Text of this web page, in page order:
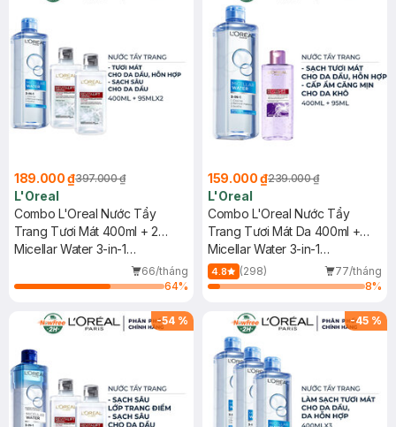
189.000 ₫397.000 ₫
L'Oreal
Combo L'Oreal Nước Tẩy
Trang Tươi Mát 400ml + 2
Nước Tẩy Trang Sạch Sâu Cho
Micellar Water 3-in-1
Refreshing Even For Sensitive
Skin + Revitalift Crystal Micellar
66/tháng
64%
159.000 ₫239.000 ₫
L'Oreal
Combo L'Oreal Nước Tẩy
Trang Tươi Mát Da 400ml +
Nước Tẩy Trang Căng Mịn Da
95ml
Micellar Water 3-in-1
Refreshing Even For Sensitive
Skin + Revitalift Hyaluronic Acid
4.8 (298)
77/tháng
8%
-54 % -45 %